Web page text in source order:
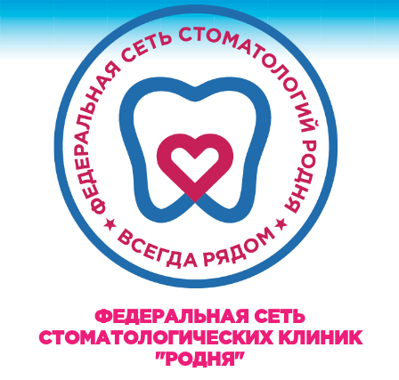
ФЕДЕРАЛЬНАЯ СЕТЬ
СТОМАТОЛОГИЧЕСКИХ КЛИНИК
"РОДНЯ"